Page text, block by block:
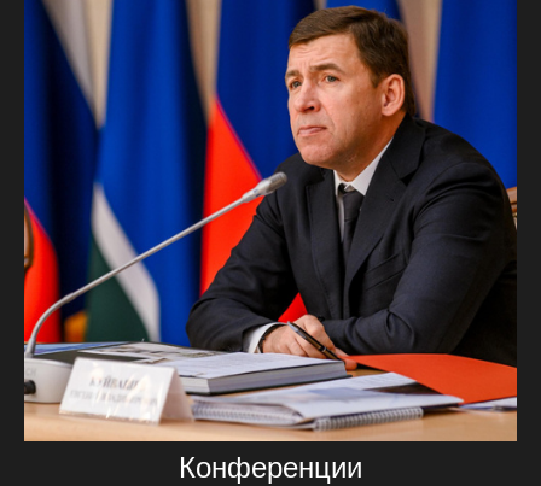
Конференции